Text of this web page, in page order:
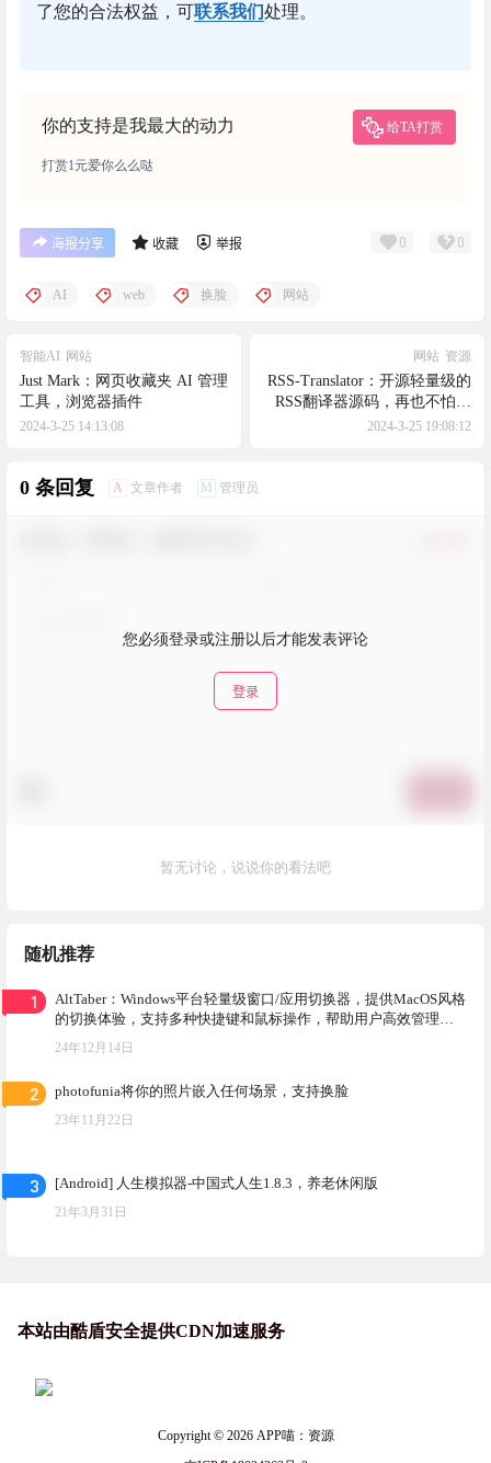
了您的合法权益，可联系我们处理。
你的支持是我最大的动力 给TA打赏
打赏1元爱你么么哒
海报分享 收藏 举报 0 0
AI web 换脸 网站
智能AI 网站
Just Mark：网页收藏夹 AI 管理
工具，浏览器插件
2024-3-25 14:13:08
网站 资源
RSS-Translator：开源轻量级的
RSS翻译器源码，再也不怕看
不懂外国站了！
2024-3-25 19:08:12
0 条回复 A 文章作者 M 管理员
您必须登录或注册以后才能发表评论
登录
暂无讨论，说说你的看法吧
随机推荐
1
AltTaber：Windows平台轻量级窗口/应用切换器，提供MacOS风格
的切换体验，支持多种快捷键和鼠标操作，帮助用户高效管理窗
口和应用
24年12月14日
2 photofunia将你的照片嵌入任何场景，支持换脸
23年11月22日
3 [Android] 人生模拟器-中国式人生1.8.3，养老休闲版
21年3月31日
本站由酷盾安全提供CDN加速服务
Copyright © 2026APP喵：资源